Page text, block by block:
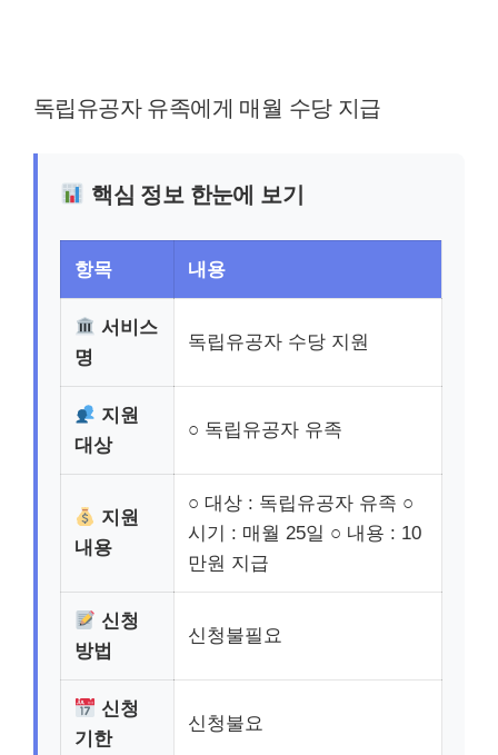
독립유공자 유족에게 매월 수당 지급
핵심 정보 한눈에 보기
항목 내용
서비스
명
독립유공자 수당 지원
지원
대상
○ 독립유공자 유족
지원
내용
○ 대상 : 독립유공자 유족 ○
시기 : 매월 25일 ○ 내용 : 10
만원 지급
신청
방법
신청불필요
신청
기한
신청불요